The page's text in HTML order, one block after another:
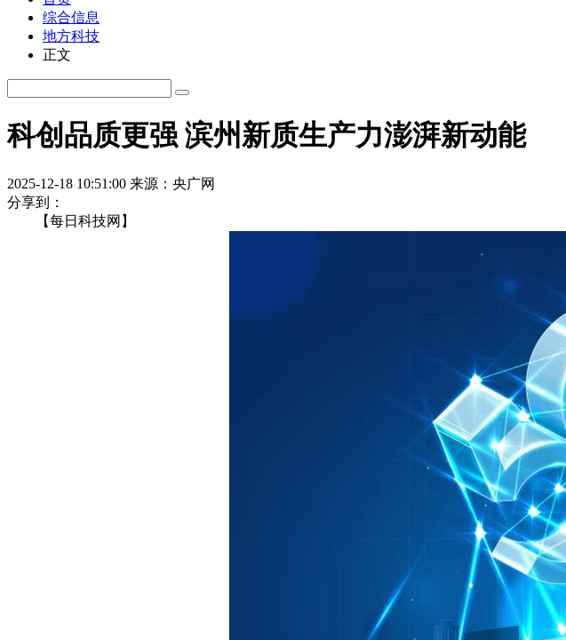
综合信息
地方科技
正文
科创品质更强 滨州新质生产力澎湃新动能
2025-12-18 10:51:00 来源：央广网
分享到：
【每日科技网】